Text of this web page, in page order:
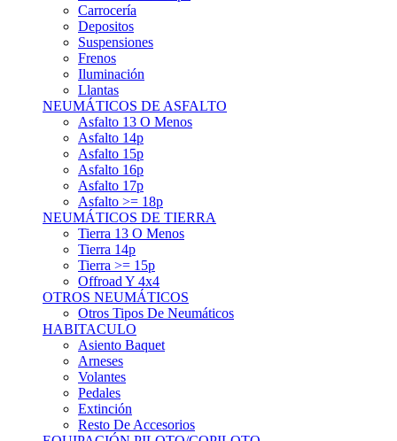
Carrocería
Depositos
Suspensiones
Frenos
Iluminación
Llantas
NEUMÁTICOS DE ASFALTO
Asfalto 13 O Menos
Asfalto 14p
Asfalto 15p
Asfalto 16p
Asfalto 17p
Asfalto >= 18p
NEUMÁTICOS DE TIERRA
Tierra 13 O Menos
Tierra 14p
Tierra >= 15p
Offroad Y 4x4
OTROS NEUMÁTICOS
Otros Tipos De Neumáticos
HABITACULO
Asiento Baquet
Arneses
Volantes
Pedales
Extinción
Resto De Accesorios